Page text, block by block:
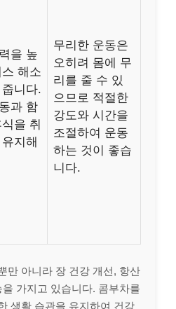
을 높
해소
니다.
과 함
을 취
지해
무리한 운동은
오히려 몸에 무
리를 줄 수 있
으므로 적절한
강도와 시간을
조절하여 운동
하는 것이 좋습
니다.
만 아니라 장 건강 개선, 항산
가지고 있습니다. 콤부차를
생활 습관을 유지하여 건강